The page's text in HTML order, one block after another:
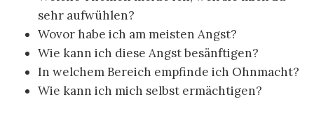
sehr aufwühlen?
Wovor habe ich am meisten Angst?
Wie kann ich diese Angst besänftigen?
In welchem Bereich empfinde ich Ohnmacht?
Wie kann ich mich selbst ermächtigen?